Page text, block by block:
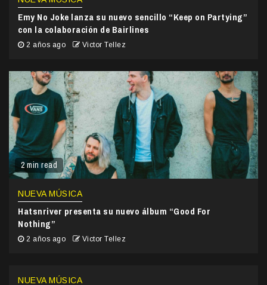
Emy No Joke lanza su nuevo sencillo “Keep on Partying”
con la colaboración de Bairlines
2 años ago Victor Tellez
2 min read
NUEVA MÚSICA
Hatsnriver presenta su nuevo álbum “Good For
Nothing”
2 años ago Victor Tellez
NUEVA MÚSICA